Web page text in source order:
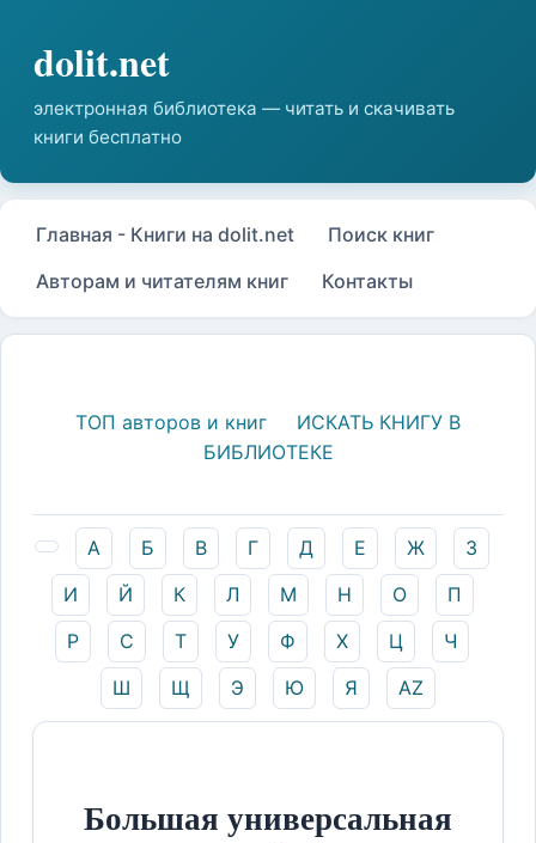
Главная - Книги на dolit.net
Поиск книг
Авторам и читателям книг
Контакты
ТОП авторов и книг
ИСКАТЬ КНИГУ В
БИБЛИОТЕКЕ
А Б В Г Д Е Ж
З
И
Й К Л М Н О
П
Р
С Т У Ф Х Ц
Ч
Ш
Щ Э Ю Я AZ
Большая универсальная